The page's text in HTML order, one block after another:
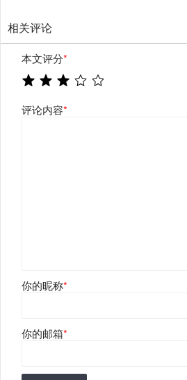
相关评论
本文评分*
评论内容*
你的昵称*
你的邮箱*